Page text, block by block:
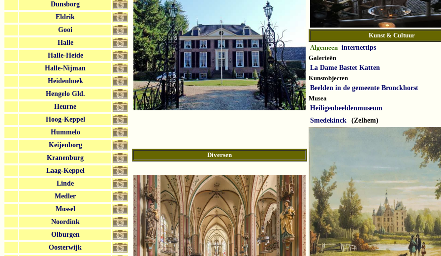
Dunsborg
Eldrik
Gooi
Halle
Halle-Heide
Halle-Nijman
Heidenhoek
Hengelo Gld.
Heurne
Hoog-Keppel
Hummelo
Keijenborg
Kranenburg
Laag-Keppel
Linde
Medler
Mossel
Noordink
Olburgen
Oosterwijk
Diversen
Kunst & Cultuur
Algemeen internettips
Galerieën
La Dame Bastet Katten
Kunstobjecten
Beelden in de gemeente Bronckhorst
Musea
Heiligenbeeldenmuseum
Smedekinck
(Zelhem)